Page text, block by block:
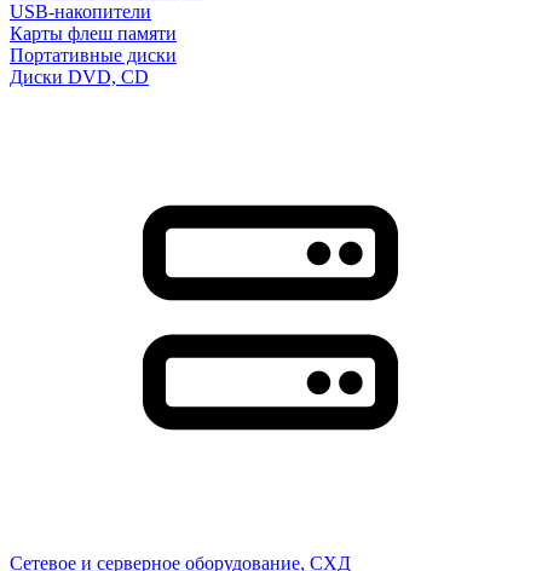
USB-накопители
Карты флеш памяти
Портативные диски
Диски DVD, CD
Сетевое и серверное оборудование, СХД